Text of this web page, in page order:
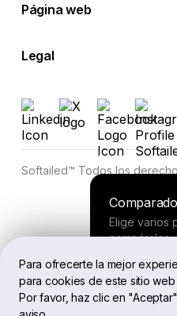
Para ofrecerte la mejor
para cookies de este sitio
Por favor, haz clic en
Elige varios
compáralos.
Buscador
Página web
Legal
Softailed™ Todos los